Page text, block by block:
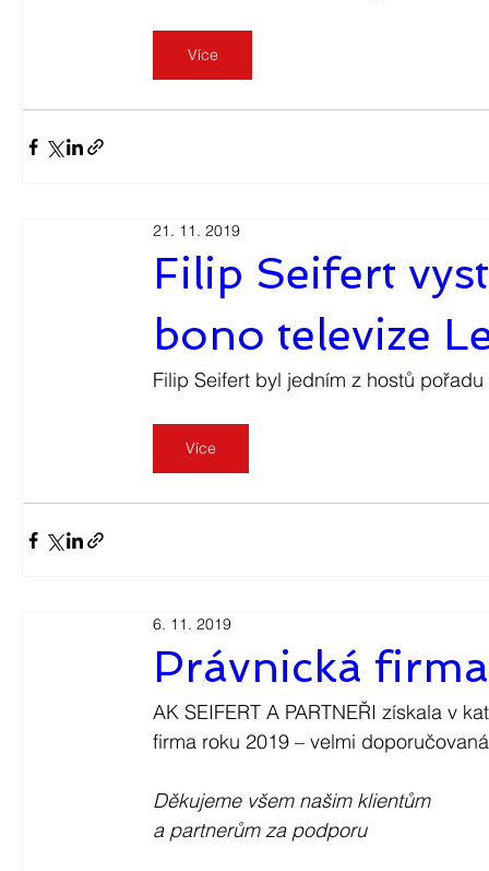
Více
Filip Seifert
bono televize
21. 11. 2019
Filip Seifert byl jedním z hostů
Více
Právnická
6. 11. 2019
AK SEIFERT A PARTNEŘI získala v
firma roku 2019 – velmi
Děkujeme všem našim klientům
a partnerům za podporu